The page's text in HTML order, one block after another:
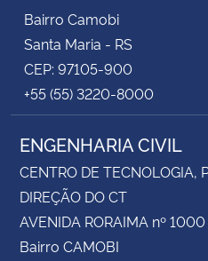
Bairro Camobi
Santa Maria - RS
CEP: 97105-900
+55 (55) 3220-8000
ENGENHARIA CIVIL
CENTRO DE TECNOLOGIA,
DIREÇÃO DO CT
AVENIDA RORAIMA nº 1000
Bairro CAMOBI